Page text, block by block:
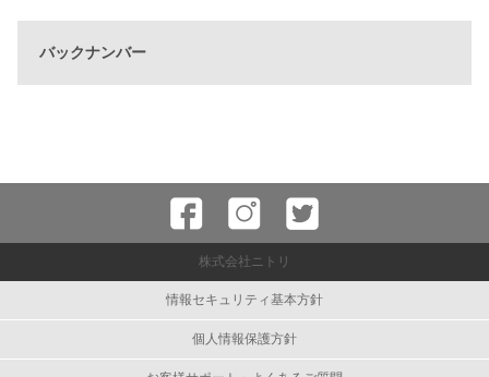
バックナンバー
株式会社ニトリ
情報セキュリティ基本方針
個人情報保護方針